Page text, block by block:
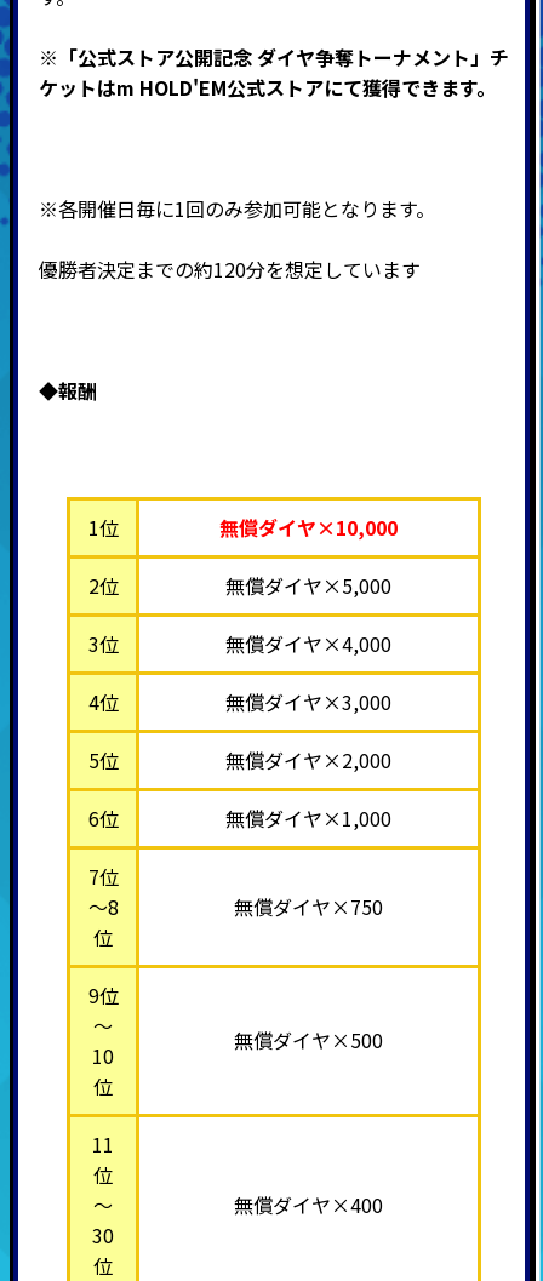
※「公式ストア公開記念 ダイヤ争奪トーナメント」チ
ケットはm HOLD'EM公式ストアにて獲得できます。
※各開催日毎に1回のみ参加可能となります。
優勝者決定までの約120分を想定しています
◆報酬
1位
無償ダイヤ×10,000
2位
無償ダイヤ×5,000
3位
無償ダイヤ×4,000
4位
無償ダイヤ×3,000
5位
無償ダイヤ×2,000
6位
無償ダイヤ×1,000
7位
～8
位
無償ダイヤ×750
9位
～
10
位
無償ダイヤ×500
11
位
～
30
位
無償ダイヤ×400